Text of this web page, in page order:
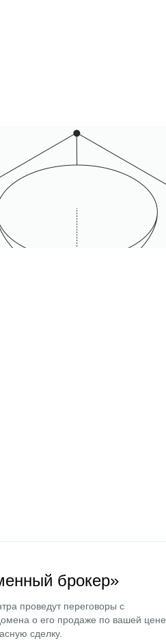
брокер»
проведут переговоры с
о его продаже по вашей цене
сделку.